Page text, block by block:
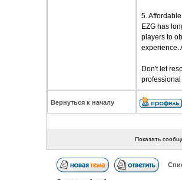
5.
EZG has
players to
experience.
Don't let
professional
Вернуться к началу
Показать